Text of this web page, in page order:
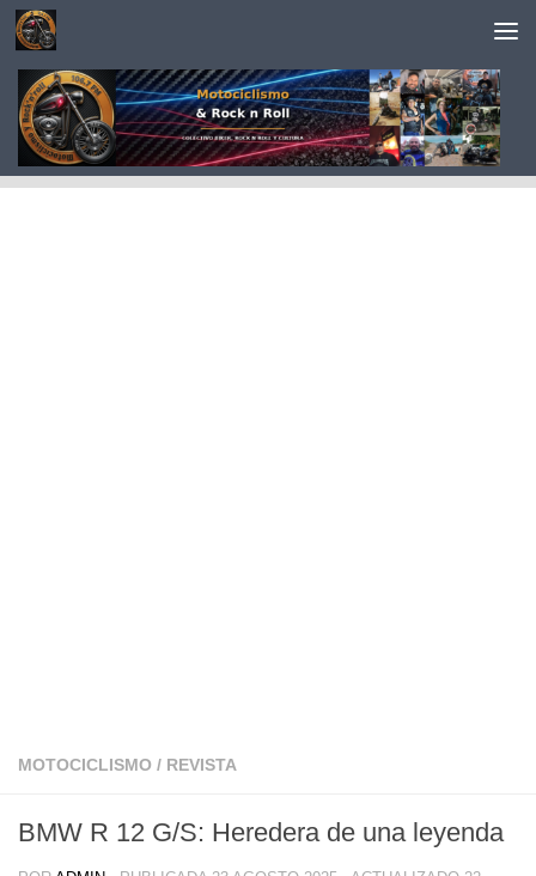
Saltar al contenido
MOTOCICLISMO / REVISTA
BMW R 12 G/S: Heredera de una leyenda